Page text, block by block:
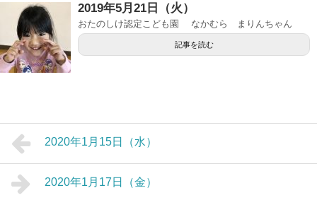
2019年5月21日（火）
おたのしけ認定こども園 なかむら まりんちゃん
記事を読む
2020年1月15日（水）
2020年1月17日（金）